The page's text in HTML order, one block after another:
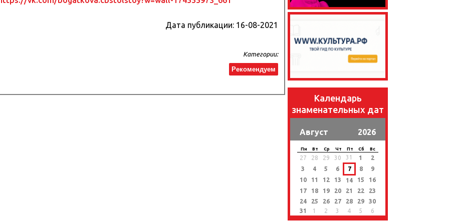
Дата публикации: 16-08-2021
Категории:
Рекомендуем
Календарь
знаменательных дат
Август 2026
Пн Вт Ср Чт Пт Сб Вс
27 28 29 30 31 1
2
3
4 5 6 7 8
9
10
11 12 13 14 15
16
17
18 19 20 21 22
23
24
25 26 27 28 29
30
31
1 2 3 4 5 6